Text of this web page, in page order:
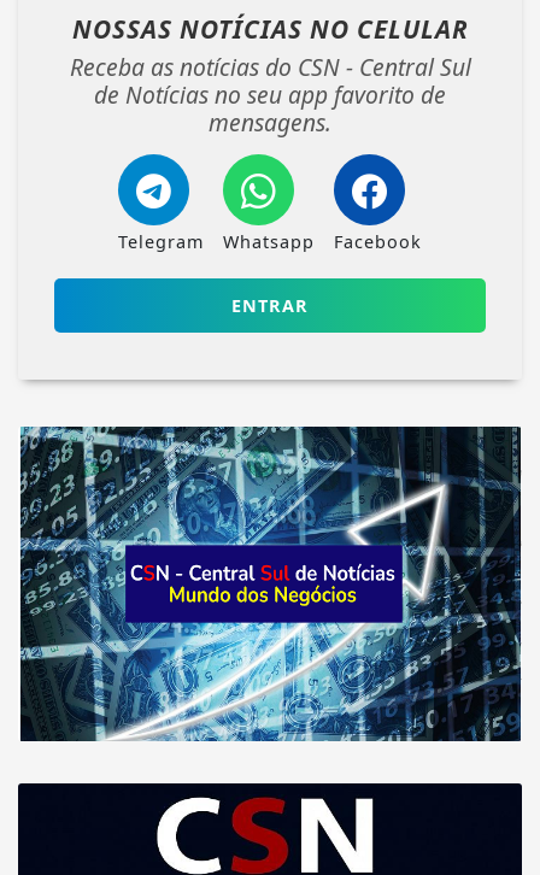
NOSSAS NOTÍCIAS NO CELULAR
Receba as notícias do CSN - Central Sul
de Notícias no seu app favorito de
mensagens.
Telegram Whatsapp Facebook
ENTRAR